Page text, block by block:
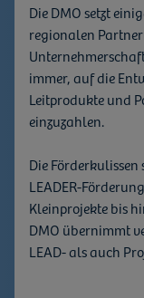
Die DMO setzt
regionalen
immer, auf die
Leitprodukte und
einzuzahlen.
Die
LEADER-
Kleinprojekte bis
DMO übernimmt
LEAD- als auch